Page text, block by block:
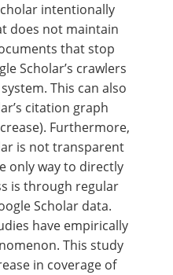
intentionally
does not maintain
that stop
Scholar’s crawlers
This can also
citation graph
Furthermore,
is not transparent
only way to directly
is through regular
Scholar data.
have empirically
This study
in coverage of